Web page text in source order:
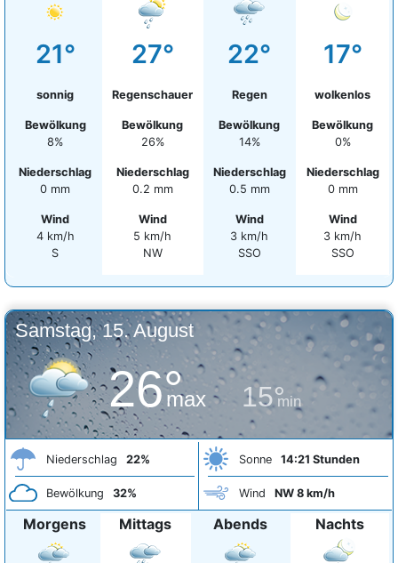
21°
sonnig
Bewölkung
8%
Niederschlag
0 mm
Wind
4 km/h
S
27°
Regenschauer
Bewölkung
26%
Niederschlag
0.2 mm
Wind
5 km/h
NW
22°
Regen
Bewölkung
14%
Niederschlag
0.5 mm
Wind
3 km/h
SSO
17°
wolkenlos
Bewölkung
0%
Niederschlag
0 mm
Wind
3 km/h
SSO
Samstag, 15. August
26°
max 15°
min
Niederschlag 22%
Bewölkung 32%
Sonne 14:21 Stunden
Wind NW 8 km/h
Morgens Mittags Abends Nachts